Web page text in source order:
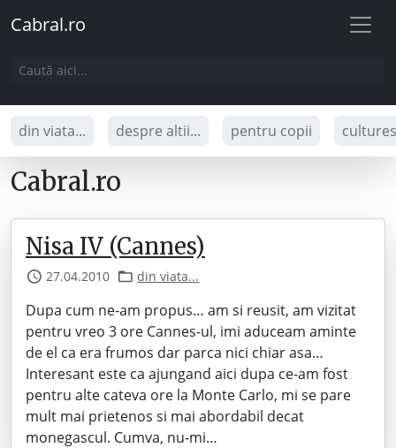
Cabral.ro
din viata... despre altii... pentru copii
Cabral.ro
Nisa IV (Cannes)
27.04.2010 din viata...
Dupa cum ne-am propus… am si reusit, am vizitat
pentru vreo 3 ore Cannes-ul, imi aduceam aminte
de el ca era frumos dar parca nici chiar asa…
Interesant este ca ajungand aici dupa ce-am fost
pentru alte cateva ore la Monte Carlo, mi se pare
mult mai prietenos si mai abordabil decat
monegascul. Cumva, nu-mi…